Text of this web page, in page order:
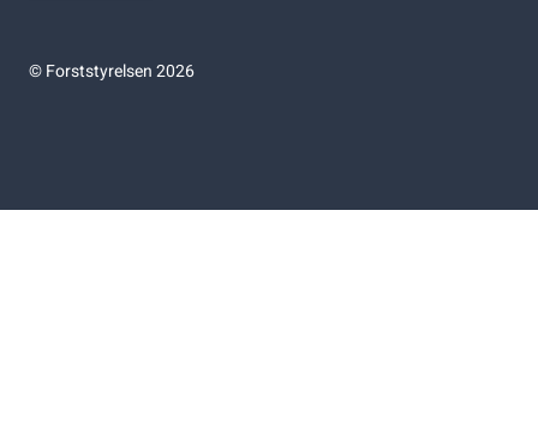
©Forststyrelsen 2026